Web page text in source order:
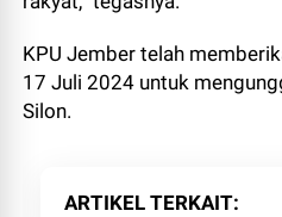
KPU Jember telah
17 Juli 2024 untuk
Silon.
ARTIKEL TERKAIT